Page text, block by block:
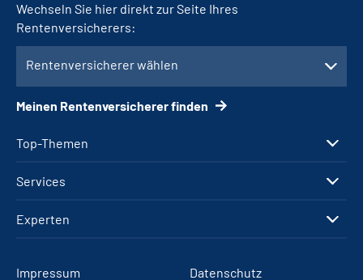
Top-Themen
Services
Experten
Wechseln Sie hier direkt zur Seite Ihres
Rentenversicherers:
Rentenversicherer wählen
Meinen Rentenversicherer finden
Impressum Datenschutz